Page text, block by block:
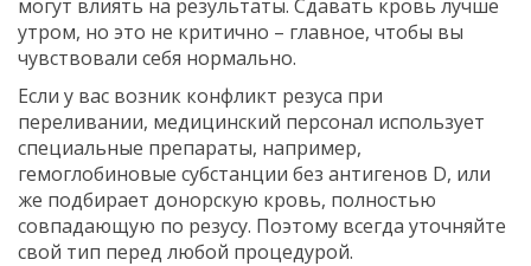
могут влиять на результаты. Сдавать кровь лучше
утром, но это не критично – главное, чтобы вы
чувствовали себя нормально.
Если у вас возник конфликт резуса при
переливании, медицинский персонал использует
специальные препараты, например,
гемоглобиновые субстанции без антигенов D, или
же подбирает донорскую кровь, полностью
совпадающую по резусу. Поэтому всегда уточняйте
свой тип перед любой процедурой.